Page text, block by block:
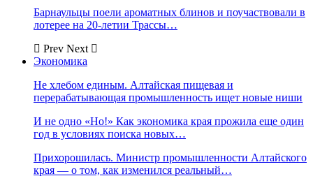
Барнаульцы поели ароматных блинов и поучаствовали в
лотерее на 20-летии Трассы…
Prev Next
Экономика
Не хлебом единым. Алтайская пищевая и
перерабатывающая промышленность ищет новые ниши
И не одно «Но!» Как экономика края прожила еще один
год в условиях поиска новых…
Прихорошилась. Министр промышленности Алтайского
края — о том, как изменился реальный…